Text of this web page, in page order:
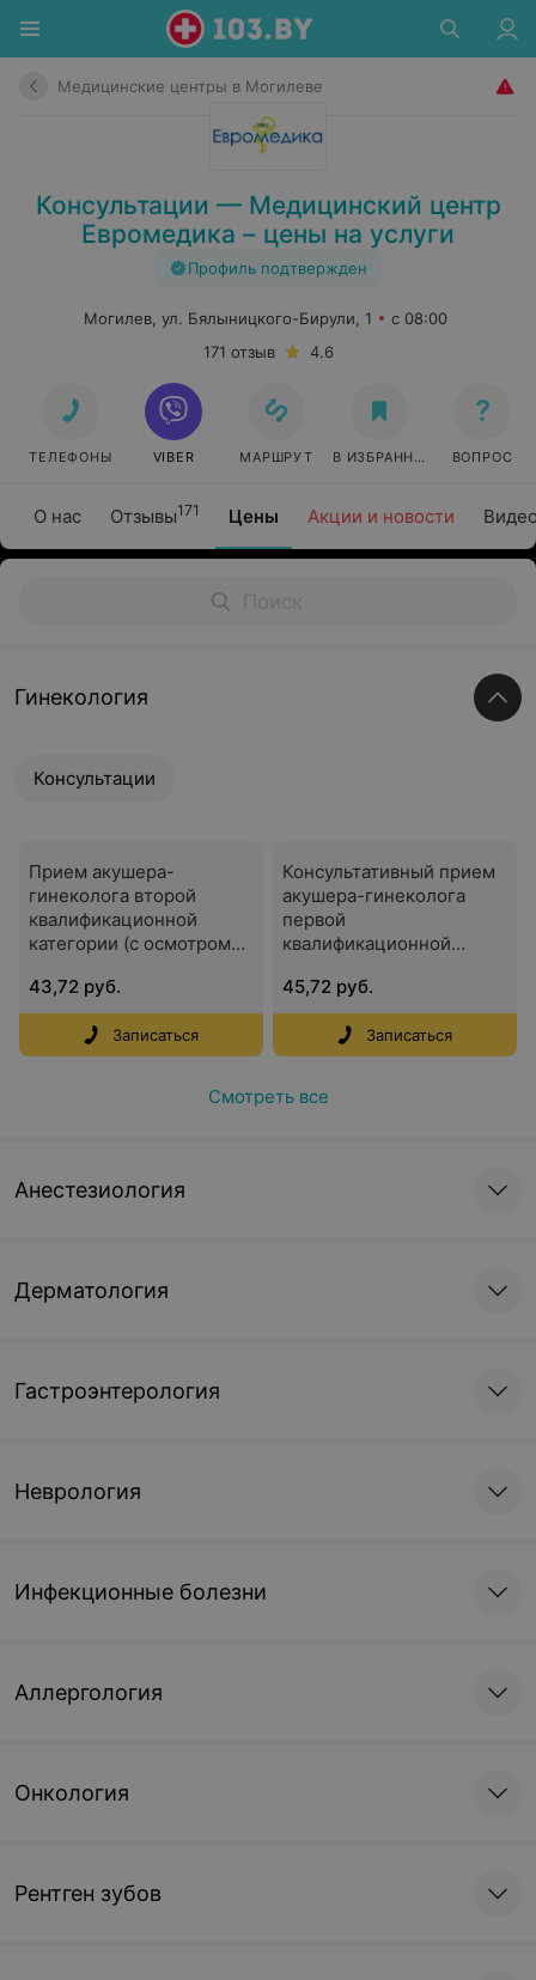
Медицинские центры в Могилеве
Консультации — Медицинский центр
Евромедика – цены на услуги
Профиль подтвержден
О нас Отзывы171 Цены Акции и новости
Могилев, ул. Бялыницкого-Бирули, 1
с 08:00
171 отзыв
4.6
ТЕЛЕФОНЫ VIBER МАРШРУТ В ИЗБРАННОЕ ВОПРОС
Гинекология
Консультации
Прием акушера-
гинеколога второй
квалификационной
категории (с осмотром
кресле)
43,72 руб.
Записаться
Консультативный прием
акушера-гинеколога
первой
квалификационной
на гинекологическом
кресле)
45,72 руб.
Записаться
Смотреть все
Анестезиология
Дерматология
Гастроэнтерология
Неврология
Инфекционные болезни
Аллергология
Онкология
Рентген зубов